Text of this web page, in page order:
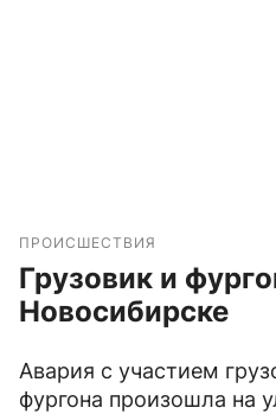
ПРОИСШЕСТВИЯ
Грузовик и
Новосибирске
Авария с участием
фургона произошла на